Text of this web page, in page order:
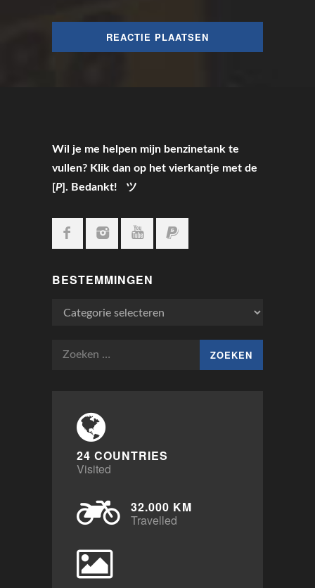
Wil je me helpen mijn benzinetank te
vullen? Klik dan op het vierkantje met de
[P]. Bedankt! ツ
BESTEMMINGEN
Bestemmingen
24 COUNTRIES
Visited
32.000 KM
Travelled